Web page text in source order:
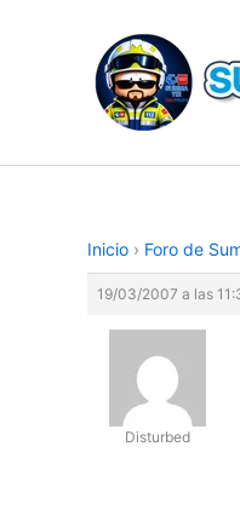
contenido
Inicio › Foro de
19/03/2007 a las
Disturbed